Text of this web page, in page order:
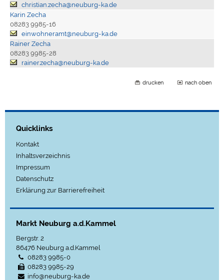
christian.zecha@neuburg-ka.de
Karin Zecha
08283 9985-16
einwohneramt@neuburg-ka.de
Rainer Zecha
08283 9985-28
rainer.zecha@neuburg-ka.de
drucken nach oben
Quicklinks
Kontakt
Inhaltsverzeichnis
Impressum
Datenschutz
Erklärung zur Barrierefreiheit
Markt Neuburg a.d.Kammel
Bergstr. 2
86476 Neuburg a.d.Kammel
08283 9985-0
08283 9985-29
info@neuburg-ka.de